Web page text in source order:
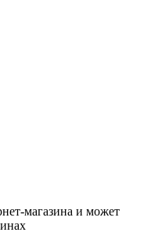
магазина и может